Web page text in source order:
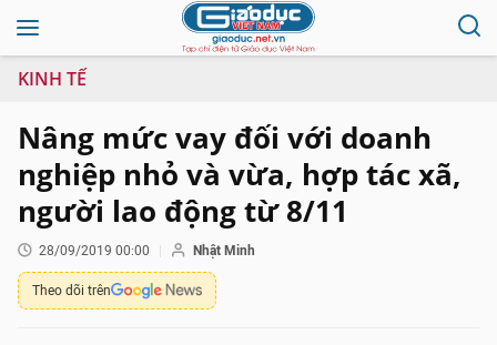
KINH TẾ
Nâng mức vay đối với doanh
nghiệp nhỏ và vừa, hợp tác xã,
người lao động từ 8/11
28/09/2019 00:00 Nhật Minh
Theo dõi trên